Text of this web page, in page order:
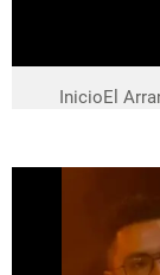
InicioEl